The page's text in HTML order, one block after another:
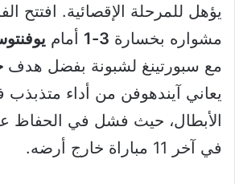
يؤهل للمرحلة الإقصائية. افتتح
مشواره بخسارة 3-1 أمام
مع سبورتينغ لشبونة بفضل هدف
يعاني آيندهوفن من أداء
الأبطال، حيث فشل في الحفاظ
في آخر 11 مباراة خارج أرضه.